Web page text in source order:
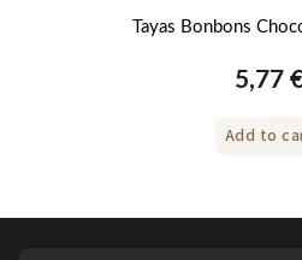
Tayas Bonbons
5,77
Add to